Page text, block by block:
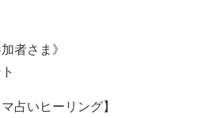
者さま》
占いヒーリング】